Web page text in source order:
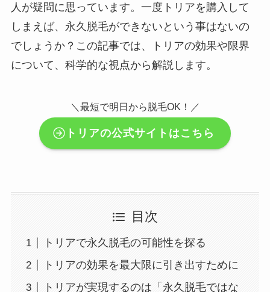
人が疑問に思っています。一度トリアを購入して
しまえば、永久脱毛ができないという事はないの
でしょうか？この記事では、トリアの効果や限界
について、科学的な視点から解説します。
＼最短で明日から脱毛OK！／
トリアの公式サイトはこちら
目次
トリアで永久脱毛の可能性を探る
トリアの効果を最大限に引き出すために
トリアが実現するのは「永久脱毛ではな